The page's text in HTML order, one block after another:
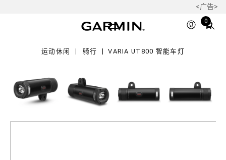
<广告>
0
Total
运动休闲 骑行 VARIA UT800 智能车灯